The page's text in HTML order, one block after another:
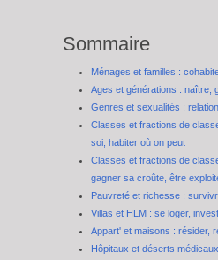
Sommaire
Ménages et familles :
Ages et générations : naître,
Genres et sexualités :
Classes et fractions de
soi, habiter où on peut
Classes et fractions de
gagner sa croûte, être
Pauvreté et richesse :
Villas et HLM : se loger,
Appart' et maisons : résider,
Hôpitaux et déserts